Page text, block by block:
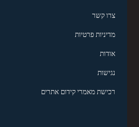
צרו קשר
מדיניות פרטיות
אודות
נגישות
רכישת מאמרי קידום אתרים